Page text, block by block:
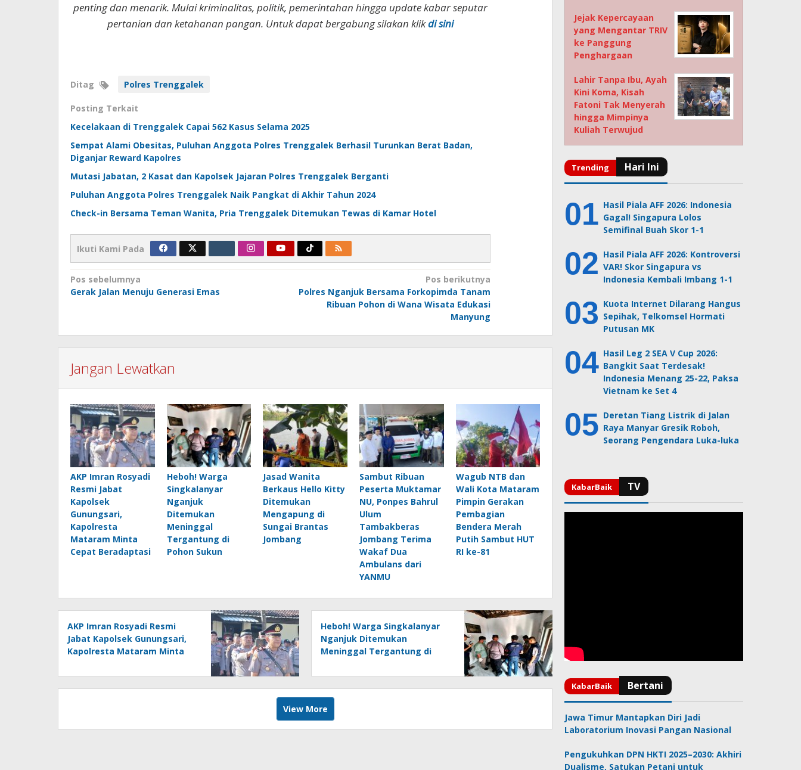
penting dan menarik. Mulai kriminalitas, politik, pemerintahan hingga update kabar seputar
pertanian dan ketahanan pangan. Untuk dapat bergabung silakan klikdi sini
Ditag Polres Trenggalek
Posting Terkait
Kecelakaan di Trenggalek Capai 562 Kasus Selama 2025
Sempat Alami Obesitas, Puluhan Anggota Polres Trenggalek Berhasil Turunkan Berat Badan,
Diganjar Reward Kapolres
Mutasi Jabatan, 2 Kasat dan Kapolsek Jajaran Polres Trenggalek Berganti
Puluhan Anggota Polres Trenggalek Naik Pangkat di Akhir Tahun 2024
Check-in Bersama Teman Wanita, Pria Trenggalek Ditemukan Tewas di Kamar Hotel
Ikuti Kami Pada
Navigasi
pos
Pos sebelumnya
Gerak Jalan Menuju Generasi Emas
Pos berikutnya
Polres Nganjuk Bersama Forkopimda Tanam
Ribuan Pohon di Wana Wisata Edukasi
Manyung
Jangan Lewatkan
AKP Imran Rosyadi
Resmi Jabat
Kapolsek
Gunungsari,
Kapolresta
Mataram Minta
Cepat Beradaptasi
Heboh! Warga
Singkalanyar
Nganjuk
Ditemukan
Meninggal
Tergantung di
Pohon Sukun
Jasad Wanita
Berkaus Hello Kitty
Ditemukan
Mengapung di
Sungai Brantas
Jombang
Sambut Ribuan
Peserta Muktamar
NU, Ponpes Bahrul
Ulum
Tambakberas
Jombang Terima
Wakaf Dua
Ambulans dari
YANMU
Wagub NTB dan
Wali Kota Mataram
Pimpin Gerakan
Pembagian
Bendera Merah
Putih Sambut HUT
RI ke-81
AKP Imran Rosyadi Resmi
Jabat Kapolsek Gunungsari,
Kapolresta Mataram Minta
Heboh! Warga Singkalanyar
Nganjuk Ditemukan
Meninggal Tergantung di
View More
Jejak Kepercayaan
yang Mengantar TRIV
ke Panggung
Penghargaan
Lahir Tanpa Ibu, Ayah
Kini Koma, Kisah
Fatoni Tak Menyerah
hingga Mimpinya
Kuliah Terwujud
Hasil Piala AFF 2026: Indonesia
Gagal! Singapura Lolos
Semifinal Buah Skor 1-1
Hasil Piala AFF 2026: Kontroversi
VAR! Skor Singapura vs
Indonesia Kembali Imbang 1-1
Kuota Internet Dilarang Hangus
Sepihak, Telkomsel Hormati
Putusan MK
Hasil Leg 2 SEA V Cup 2026:
Bangkit Saat Terdesak!
Indonesia Menang 25-22, Paksa
Vietnam ke Set 4
Deretan Tiang Listrik di Jalan
Raya Manyar Gresik Roboh,
Seorang Pengendara Luka-luka
Jawa Timur Mantapkan Diri Jadi
Laboratorium Inovasi Pangan Nasional
Pengukuhkan DPN HKTI 2025–2030: Akhiri
Dualisme, Satukan Petani untuk